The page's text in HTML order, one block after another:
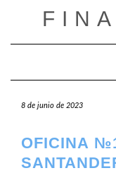
8 de junio de 2023
OFICINA